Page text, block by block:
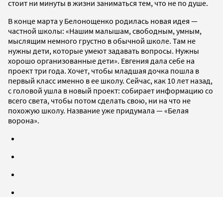
стоит ни минуты в жизни заниматься тем, что не по душе.
В конце марта у Белонощенко родилась новая идея —
частной школы: «Нашим малышам, свободным, умным,
мыслящим немного грустно в обычной школе. Там не
нужны дети, которые умеют задавать вопросы. Нужны
хорошо организованные дети». Евгения дала себе на
проект три года. Хочет, чтобы младшая дочка пошла в
первый класс именно в ее школу. Сейчас, как 10 лет назад,
с головой ушла в новый проект: собирает информацию со
всего света, чтобы потом сделать свою, ни на что не
похожую школу. Название уже придумала — «Белая
ворона».